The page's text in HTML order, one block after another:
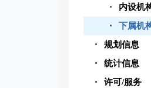
内设机
下属机
规划信息
统计信息
许可/服务